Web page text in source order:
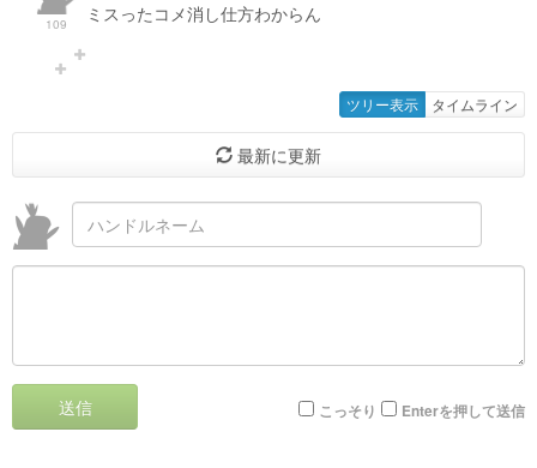
109 ミスったコメ消し仕方わからん
ツリー表示 タイムライン
最新に更新
送信 こっそり Enterを押して送信